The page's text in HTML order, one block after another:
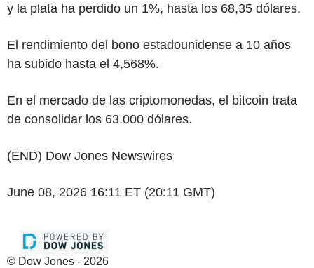
y la plata ha perdido un 1%, hasta los 68,35 dólares.
El rendimiento del bono estadounidense a 10 años
ha subido hasta el 4,568%.
En el mercado de las criptomonedas, el bitcoin trata
de consolidar los 63.000 dólares.
(END) Dow Jones Newswires
June 08, 2026 16:11 ET (20:11 GMT)
© Dow Jones - 2026